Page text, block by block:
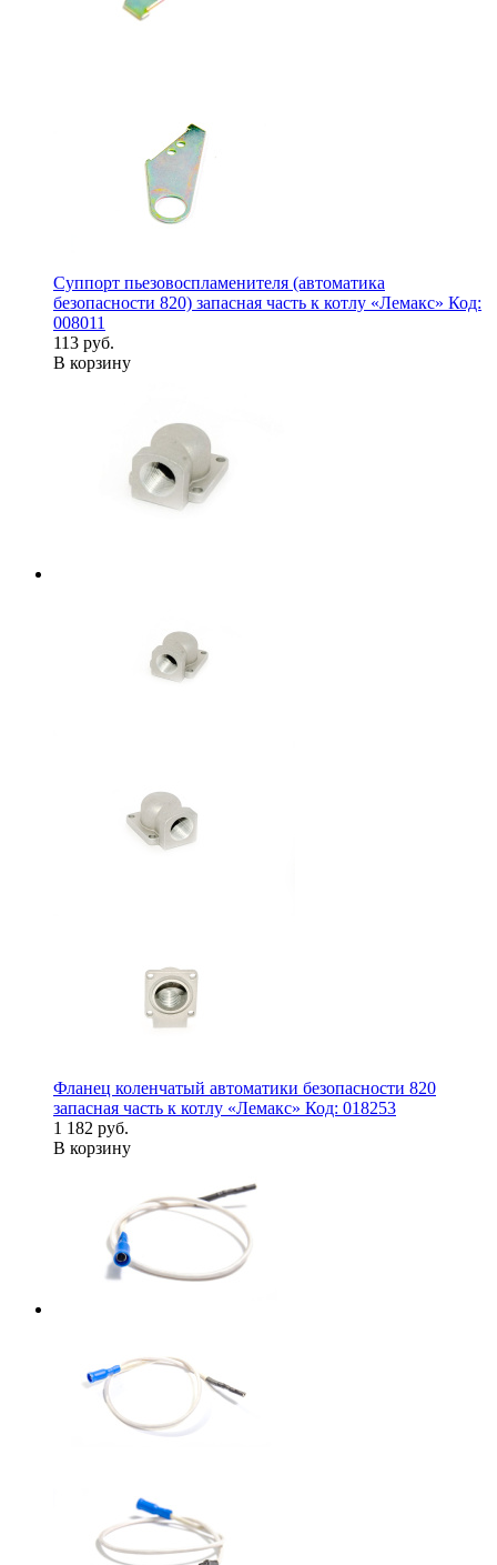
Суппорт пьезовоспламенителя (автоматика
безопасности 820) запасная часть к котлу «Лемакс» Код:
008011
113 руб.
В корзину
Фланец коленчатый автоматики безопасности 820
запасная часть к котлу «Лемакс» Код: 018253
1 182 руб.
В корзину